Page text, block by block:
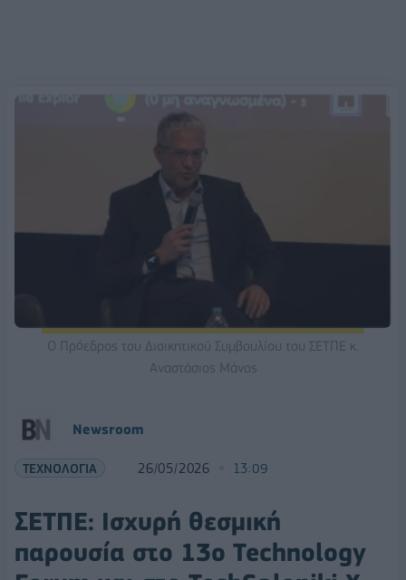
O Πρόεδρος του Διοικητικού Συμβουλίου του ΣΕΤΠΕ κ.
Αναστάσιος Μάνος
Νewsroom
ΤΕΧΝΟΛΟΓΙΑ 26/05/2026 13:09
ΣΕΤΠΕ: Ισχυρή θεσμική
παρουσία στο 13ο Technology